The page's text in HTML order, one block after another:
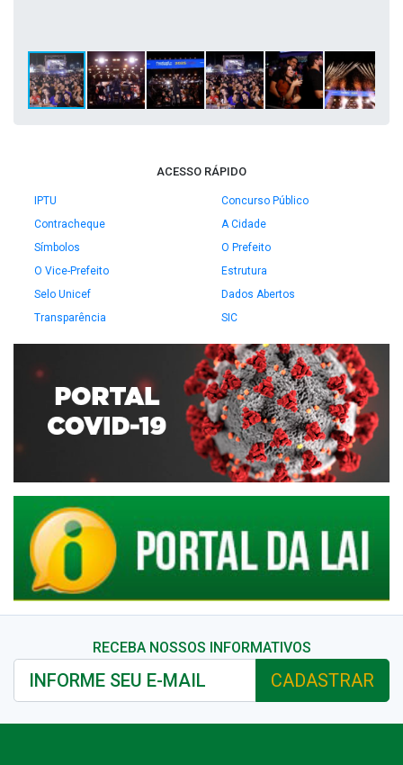
ACESSO RÁPIDO
IPTU
Concurso Público
Contracheque
A Cidade
Símbolos
O Prefeito
O Vice-Prefeito
Estrutura
Selo Unicef
Dados Abertos
Transparência
SIC
RECEBA NOSSOS INFORMATIVOS
CADASTRAR